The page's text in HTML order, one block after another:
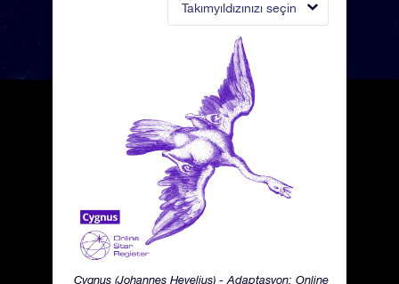
Takımyıldızınızı seçin
Cygnus (Johannes Hevelius) - Adaptasyon: Online